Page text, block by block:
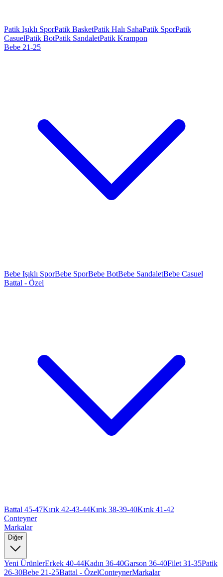
Patik Işıklı SporPatik BasketPatik Halı SahaPatik SporPatik
CasuelPatik BotPatik SandaletPatik Krampon
Bebe 21-25
Bebe Işıklı SporBebe SporBebe BotBebe SandaletBebe Casuel
Battal - Özel
Battal 45-47Kırık 42-43-44Kırık 38-39-40Kırık 41-42
Conteyner
Markalar
Diğer
Yeni ÜrünlerErkek 40-44Kadın 36-40Garson 36-40Filet 31-35Patik
26-30Bebe 21-25Battal - ÖzelConteynerMarkalar